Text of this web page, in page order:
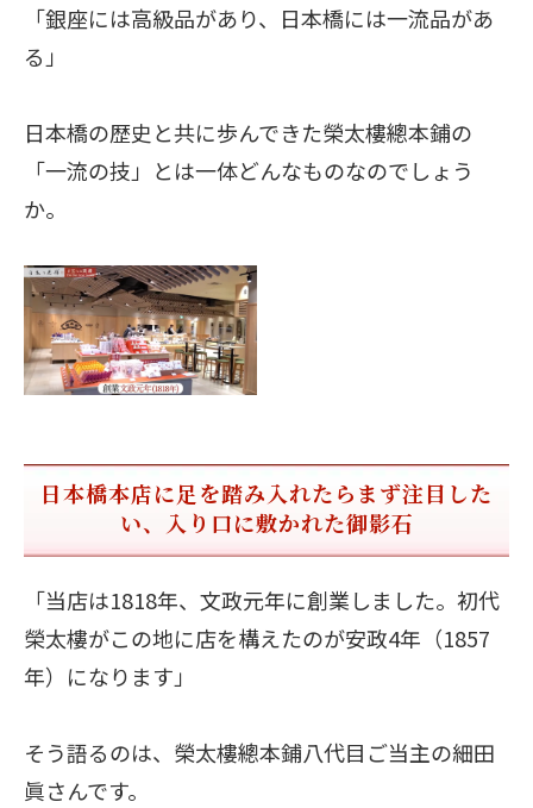
「銀座には高級品があり、日本橋には一流品があ
る」
日本橋の歴史と共に歩んできた榮太樓總本鋪の
「一流の技」とは一体どんなものなのでしょう
か。
日本橋本店に足を踏み入れたらまず注目した
い、入り口に敷かれた御影石
「当店は1818年、文政元年に創業しました。初代
榮太樓がこの地に店を構えたのが安政4年（1857
年）になります」
そう語るのは、榮太樓總本鋪八代目ご当主の細田
眞さんです。